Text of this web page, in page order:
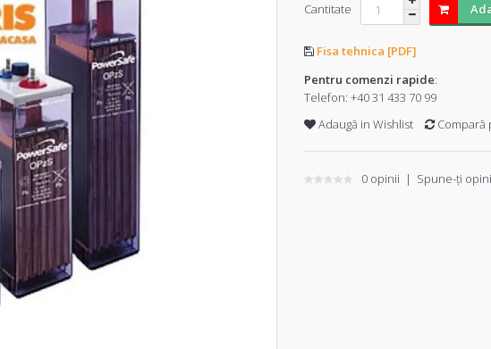
Cantitate
Fisa tehnica [PDF]
Pentru comenzi rapide:
Telefon: +40 31 433 70 99
Adaugă in Wishlist
Compară
0 opinii | Spune-ţi